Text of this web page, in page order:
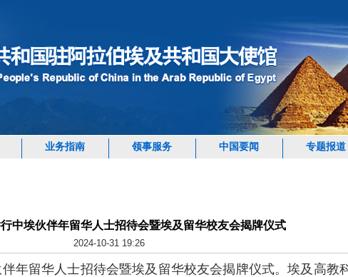
业务指南 领事服务 中国要闻 专题报道
中埃伙伴年留华人士招待会暨埃及留华校友会揭牌仪式
2024-10-31 19:26
年留华人士招待会暨埃及留华校友会揭牌仪式。埃及高教